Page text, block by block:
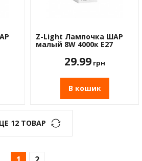
Z-Light Лампочка ШАР
малый 8W 4000к Е27
29.99грн
В кошик
12 ТОВАР